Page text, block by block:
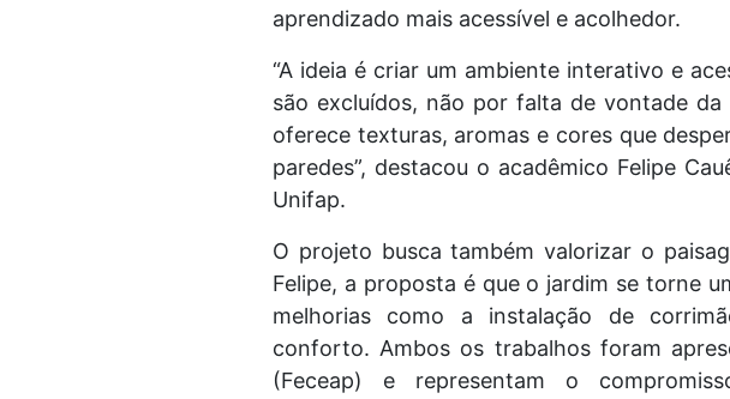
aprendizado mais acessível e acolhedor.
“A ideia é criar um ambiente interativo e
são excluídos, não por falta de vontade
oferece texturas, aromas e cores que
paredes”, destacou o acadêmico Felipe
Unifap.
O projeto busca também valorizar o
Felipe, a proposta é que o jardim se torne
melhorias como a instalação de
conforto. Ambos os trabalhos foram
(Feceap) e representam o